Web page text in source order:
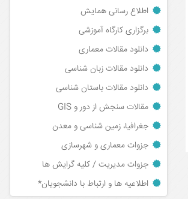
اطلاع رسانی همایش
برگزاری کارگاه آموزشی
دانلود مقالات معماری
دانلود مقالات زبان شناسی
دانلود مقالات باستان شناسی
مقالات سنجش از دور و GIS
جغرافیا، زمین شناسی و معدن
جزوات معماری و شهرسازی
جزوات مدیریت / کلیه گرایش ها
اطلاعیه ها و ارتباط با دانشجویان*